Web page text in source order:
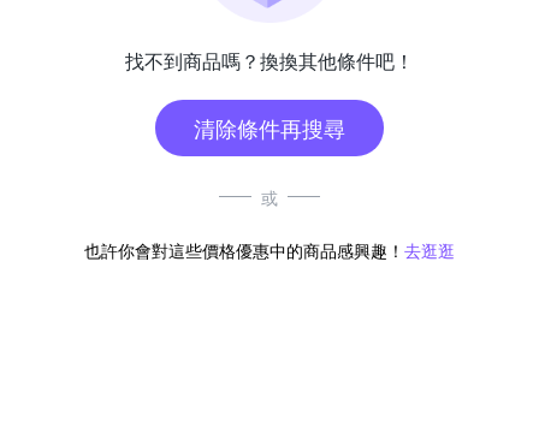
找不到商品嗎？換換其他條件吧！
清除條件再搜尋
或
也許你會對這些價格優惠中的商品感興趣！ 去逛逛